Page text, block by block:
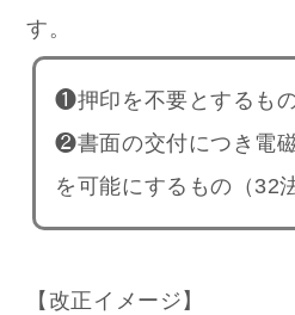
す。
❶押印を不要とするもの
❷書面の交付につき電
を可能にするもの（32
【改正イメージ】